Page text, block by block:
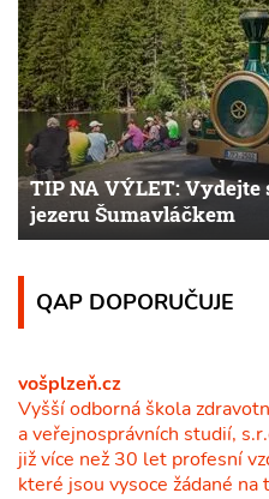
TIP NA VÝLET: Vydejte
jezeru Šumavláčkem
QAP DOPORUČUJE
vošplzeň.cz
Vyšší odborná škola
a veřejnosprávních studií,
již více než 30 let profesní
které jsou vysoce žádané na